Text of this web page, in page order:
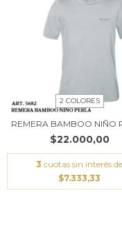
2 COLORES
REMERA BAMBOO NIÑO
$22.000,00
3 cuotas sin interés de
$7.333,33